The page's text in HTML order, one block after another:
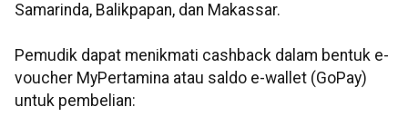
Samarinda, Balikpapan, dan Makassar.
Pemudik dapat menikmati cashback dalam bentuk e-
voucher MyPertamina atau saldo e-wallet (GoPay)
untuk pembelian: